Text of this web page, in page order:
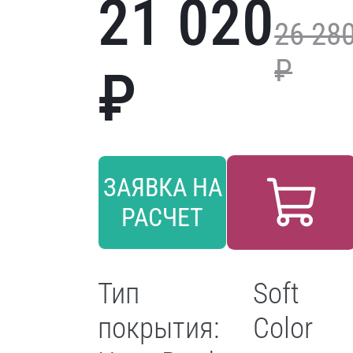
21 020
₽
26
₽
ЗАЯВКА НА
РАСЧЕТ
Тип
покрытия:
Soft
Color